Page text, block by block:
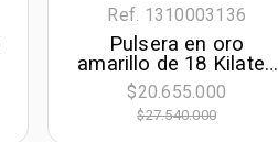
Ref. 1310003136
Pulsera en oro
amarillo de 18 Kilates
con visos, 19 cm. de
largo, 15.50 mm. de
ancho
$20.655.000
$27.540.000